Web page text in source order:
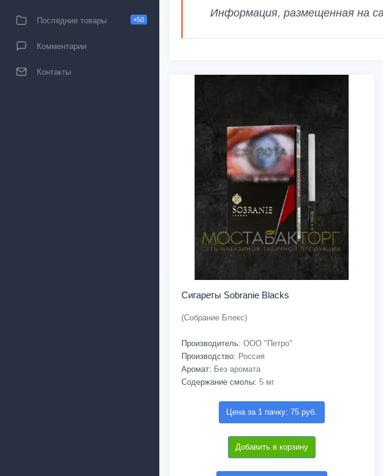
Последние товары +50
Комментарии
Контакты
Информация, размещенная на
Сигареты Sobranie Blacks
(Собрание Блекс)
Производитель: ООО "Петро"
Производство: Россия
Аромат: Без аромата
Содержание смолы: 5 мг
Цена за 1 пачку: 75 руб.
Добавить в корзину